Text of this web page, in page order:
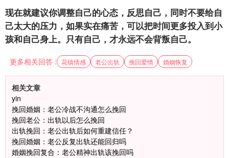
现在就建议你调整自己的心态，反思自己，同时不要给自
己太大的压力，如果实在痛苦，可以把时间更多投入到小
孩和自己身上。只有自己，才永远不会背叛自己。
更多相关回答 : 花镇情感 老公出轨 挽回爱情 婚姻恢复
相关文章
yin
挽回婚姻：老公冷战不沟通怎么挽回
挽回老公：出轨以后怎么挽回
出轨挽回：老公出轨后如何重建信任？
挽回婚姻：老公反复出轨还能回归吗
婚姻挽回复合：老公精神出轨该挽回吗